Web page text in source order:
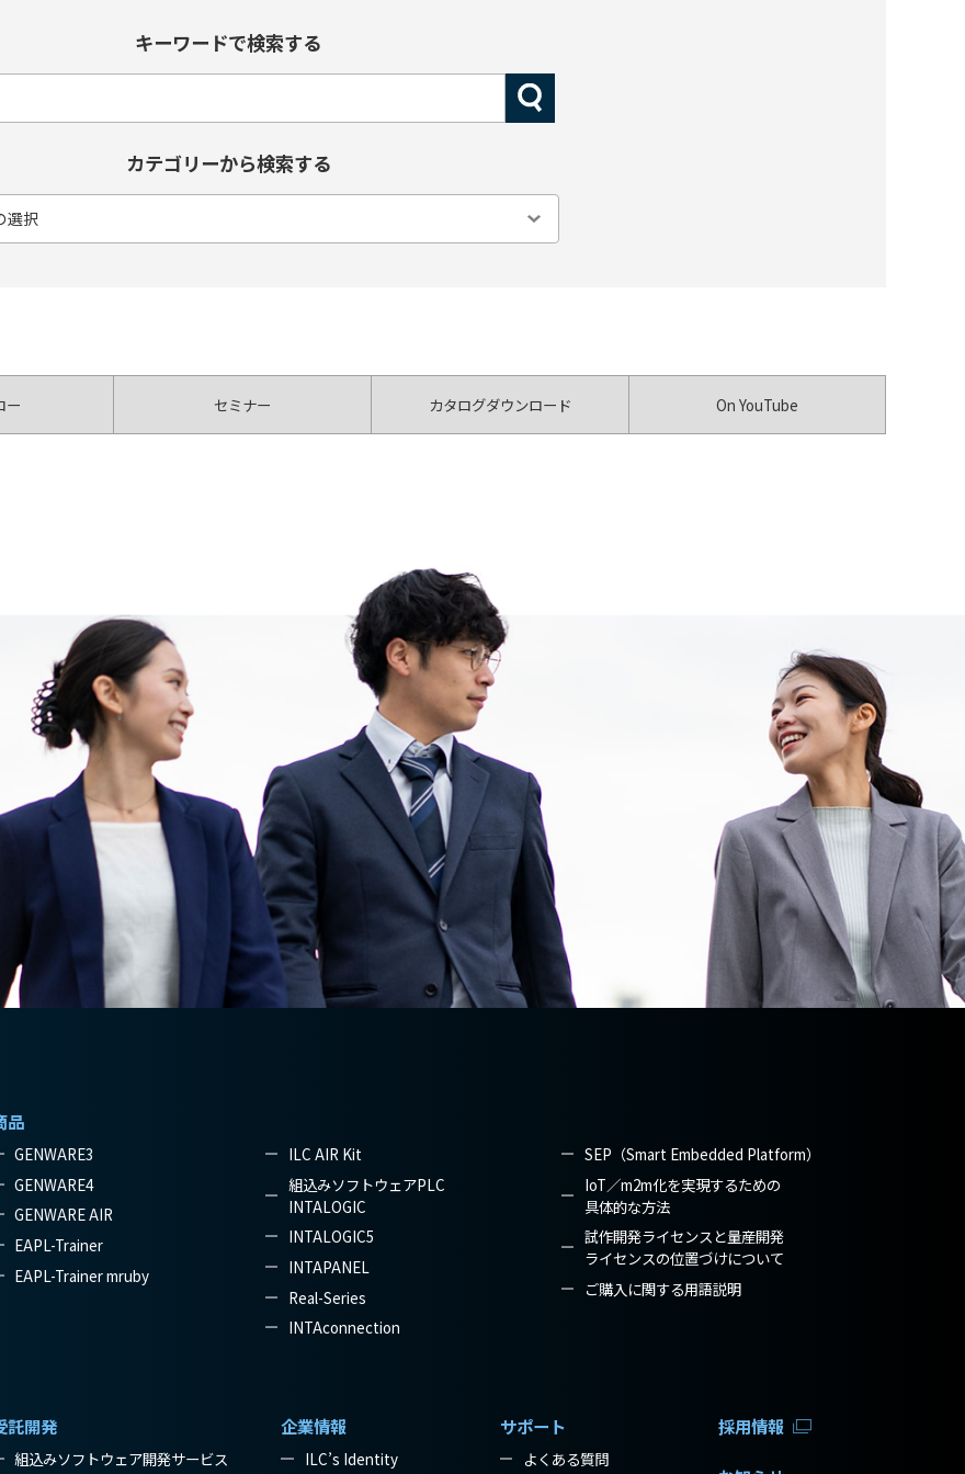
キーワードで検索する
カテゴリーから検索する
ー セミナー カタログダウンロード On YouTube
品
GENWARE3
GENWARE4
GENWARE AIR
EAPL-Trainer
EAPL-Trainer mruby
ILC AIR Kit
組込みソフトウェアPLC
INTALOGIC
INTALOGIC5
INTAPANEL
Real-Series
INTAconnection
SEP（Smart Embedded Platform）
IoT／m2m化を実現するための
具体的な方法
試作開発ライセンスと量産開発
ライセンスの位置づけについて
ご購入に関する用語説明
託開発
組込みソフトウェア開発サービス
企業情報
ILC’s Identity
サポート
よくある質問
採用情報